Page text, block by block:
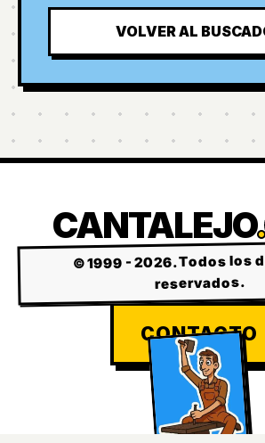
VOLVER AL
CANTALEJO
© 1999 - 2026. Todos los
reservados.
CONTACTO